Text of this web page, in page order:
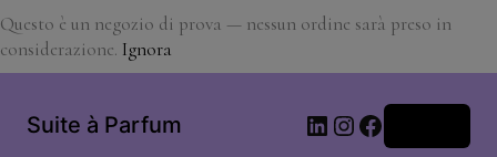
Questo è un negozio di prova — nessun ordine sarà preso in
considerazione. Ignora
Suite à Parfum LinkedIn
Instagram
Facebook